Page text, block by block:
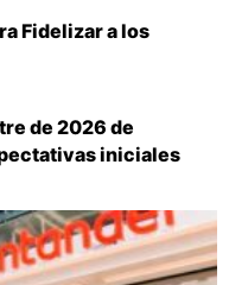
Fidelizar a los
de 2026 de
iniciales